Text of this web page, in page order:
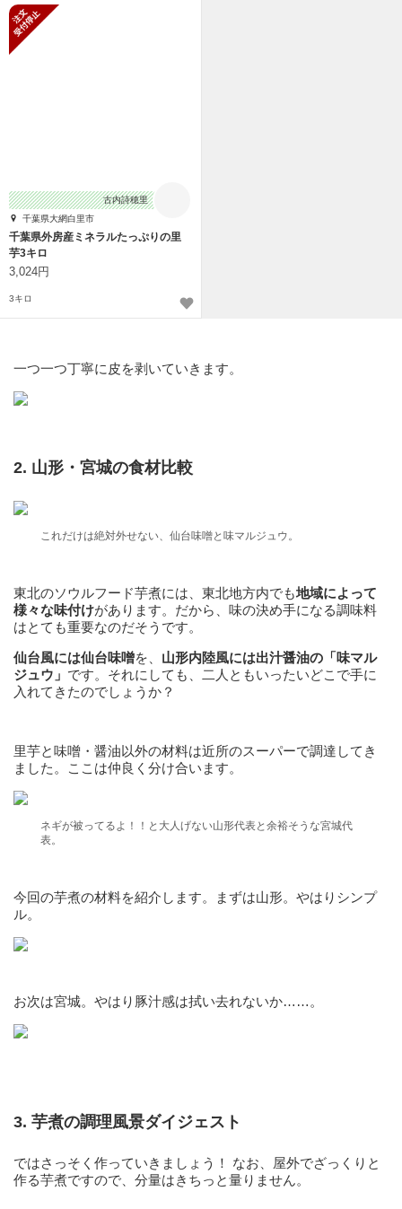
古内詩穂里
千葉県大網白里市
千葉県外房産ミネラルたっぷりの里
芋3キロ
3,024円
3キロ
一つ一つ丁寧に皮を剥いていきます。
2. 山形・宮城の食材比較
これだけは絶対外せない、仙台味噌と味マルジュウ。
東北のソウルフード芋煮には、東北地方内でも地域によって
様々な味付けがあります。だから、味の決め手になる調味料
はとても重要なのだそうです。
仙台風には仙台味噌を、 山形内陸風には出汁醤油の「味マル
ジュウ」 です。それにしても、二人ともいったいどこで手に
入れてきたのでしょうか？
里芋と味噌・醤油以外の材料は近所のスーパーで調達してき
ました。ここは仲良く分け合います。
ネギが被ってるよ！！と大人げない山形代表と余裕そうな宮城代
表。
今回の芋煮の材料を紹介します。まずは山形。やはりシンプ
ル。
お次は宮城。やはり豚汁感は拭い去れないか……。
3. 芋煮の調理風景ダイジェスト
ではさっそく作っていきましょう！ なお、屋外でざっくりと
作る芋煮ですので、分量はきちっと量りません。